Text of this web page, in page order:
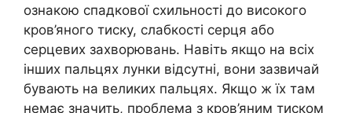
ознакою спадкової схильності до високого
кров’яного тиску, слабкості серця або
серцевих захворювань. Навіть якщо на всіх
інших пальцях лунки відсутні, вони зазвичай
бувають на великих пальцях. Якщо ж їх там
немає значить, проблема з кров’яним тиском